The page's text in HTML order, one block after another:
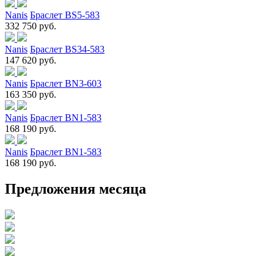
Nanis Браслет BS5-583
332 750 руб.
Nanis Браслет BS34-583
147 620 руб.
Nanis Браслет BN3-603
163 350 руб.
Nanis Браслет BN1-583
168 190 руб.
Nanis Браслет BN1-583
168 190 руб.
Предложения месяца